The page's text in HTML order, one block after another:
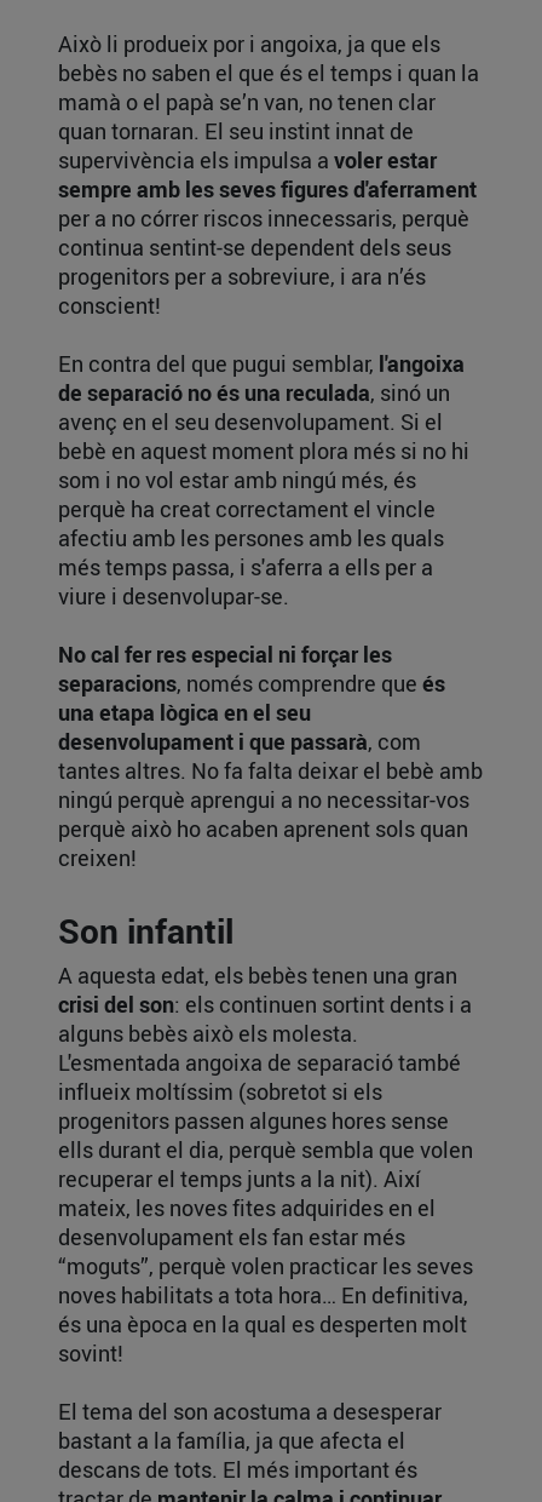
Això li produeix por i angoixa, ja que els
bebès no saben el que és el temps i quan la
mamà o el papà se’n van, no tenen clar
quan tornaran. El seu instint innat de
supervivència els impulsa a voler estar
sempre amb les seves figures d'aferrament
per a no córrer riscos innecessaris, perquè
continua sentint-se dependent dels seus
progenitors per a sobreviure, i ara n’és
conscient!
En contra del que pugui semblar, l'angoixa
de separació no és una reculada, sinó un
avenç en el seu desenvolupament. Si el
bebè en aquest moment plora més si no hi
som i no vol estar amb ningú més, és
perquè ha creat correctament el vincle
afectiu amb les persones amb les quals
més temps passa, i s'aferra a ells per a
viure i desenvolupar-se.
No cal fer res especial ni forçar les
separacions, només comprendre que és
una etapa lògica en el seu
desenvolupament i que passarà, com
tantes altres. No fa falta deixar el bebè amb
ningú perquè aprengui a no necessitar-vos
perquè això ho acaben aprenent sols quan
creixen!
Son infantil
A aquesta edat, els bebès tenen una gran
crisi del son: els continuen sortint dents i a
alguns bebès això els molesta.
L'esmentada angoixa de separació també
influeix moltíssim (sobretot si els
progenitors passen algunes hores sense
ells durant el dia, perquè sembla que volen
recuperar el temps junts a la nit). Així
mateix, les noves fites adquirides en el
desenvolupament els fan estar més
“moguts”, perquè volen practicar les seves
noves habilitats a tota hora… En definitiva,
és una època en la qual es desperten molt
sovint!
El tema del son acostuma a desesperar
bastant a la família, ja que afecta el
descans de tots. El més important és